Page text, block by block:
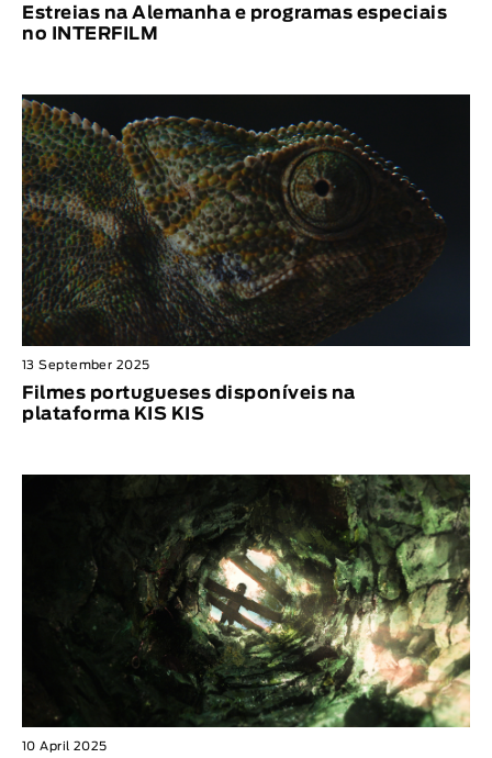
Estreias na Alemanha e programas especiais
no INTERFILM
13 September 2025
Filmes portugueses disponíveis na
plataforma KIS KIS
10 April 2025